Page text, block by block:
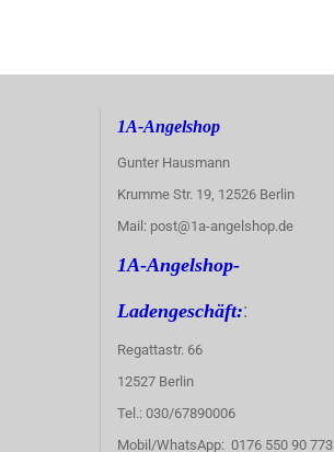
1A-Angelshop
Gunter Hausmann
Krumme Str. 19, 12526 Berlin
Mail: post@1a-angelshop.de
1A-Angelshop-
Ladengeschäft::
Regattastr. 66
12527 Berlin
Tel.: 030/67890006
Mobil/WhatsApp: 0176 550 90 773